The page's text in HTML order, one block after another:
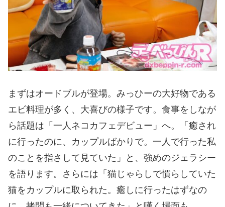
まずはオードブルが登場。みっひーの大好物である
エビ料理が多く、大喜びの様子です。食事をしなが
ら話題は「一人ネコカフェデビュー」へ。「癒され
に行ったのに、カップルばかりで。一人で行った私
のことを指さして見ていた」と、強めのジェラシー
を語ります。さらには「猫じゃらしで慣らしていた
猫をカップルに取られた。癒しに行ったはずなの